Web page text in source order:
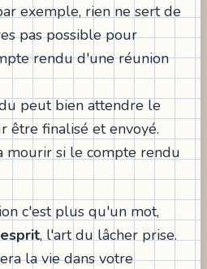
exemple, rien ne sert de
pas possible pour
rendu d'une réunion
peut bien attendre le
être finalisé et envoyé.
mourir si le compte rendu
c'est plus qu'un mot,
, l'art du lâcher prise.
la vie dans votre